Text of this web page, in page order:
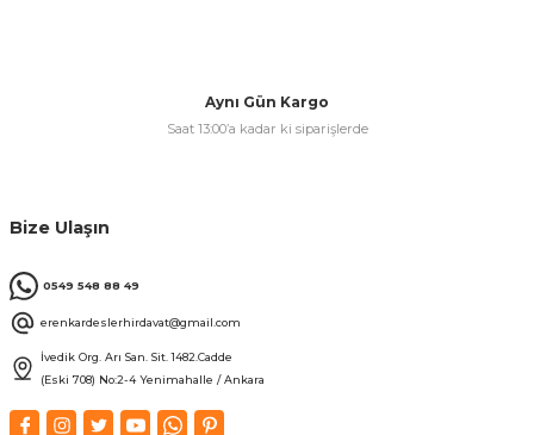
Aynı Gün Kargo
Saat 13:00’a kadar ki siparişlerde
Bize Ulaşın
0549 548 88 49
erenkardeslerhirdavat@gmail.com
İvedik Org. Arı San. Sit. 1482.Cadde
(Eski 708) No:2-4 Yenimahalle / Ankara